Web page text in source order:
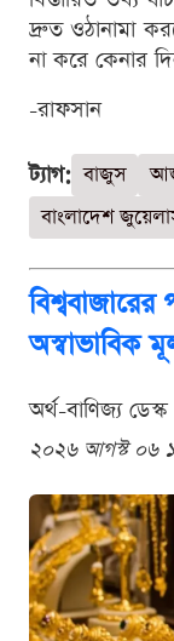
দ্রুত ওঠানামা
না করে কেনার
-রাফসান
ট্যাগ: বাজুস
বাংলাদেশ
অস্বাভাবিক
অর্থ-বাণিজ্য
২০২৬ আগস্ট ০৬